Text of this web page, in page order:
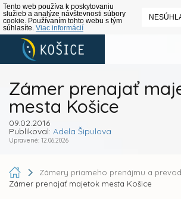
Tento web používa k poskytovaniu
služieb a analýze návštevnosti súbory
cookie. Používaním tohto webu s tým
súhlasíte. Viac informácií
Zámer prenajať
mesta Košice
09.02.2016
Publikoval: Adela Šipulova
Upravené: 12.06.2026
Zámery priameho prenájmu a
Zámer prenajať majetok mesta Košice